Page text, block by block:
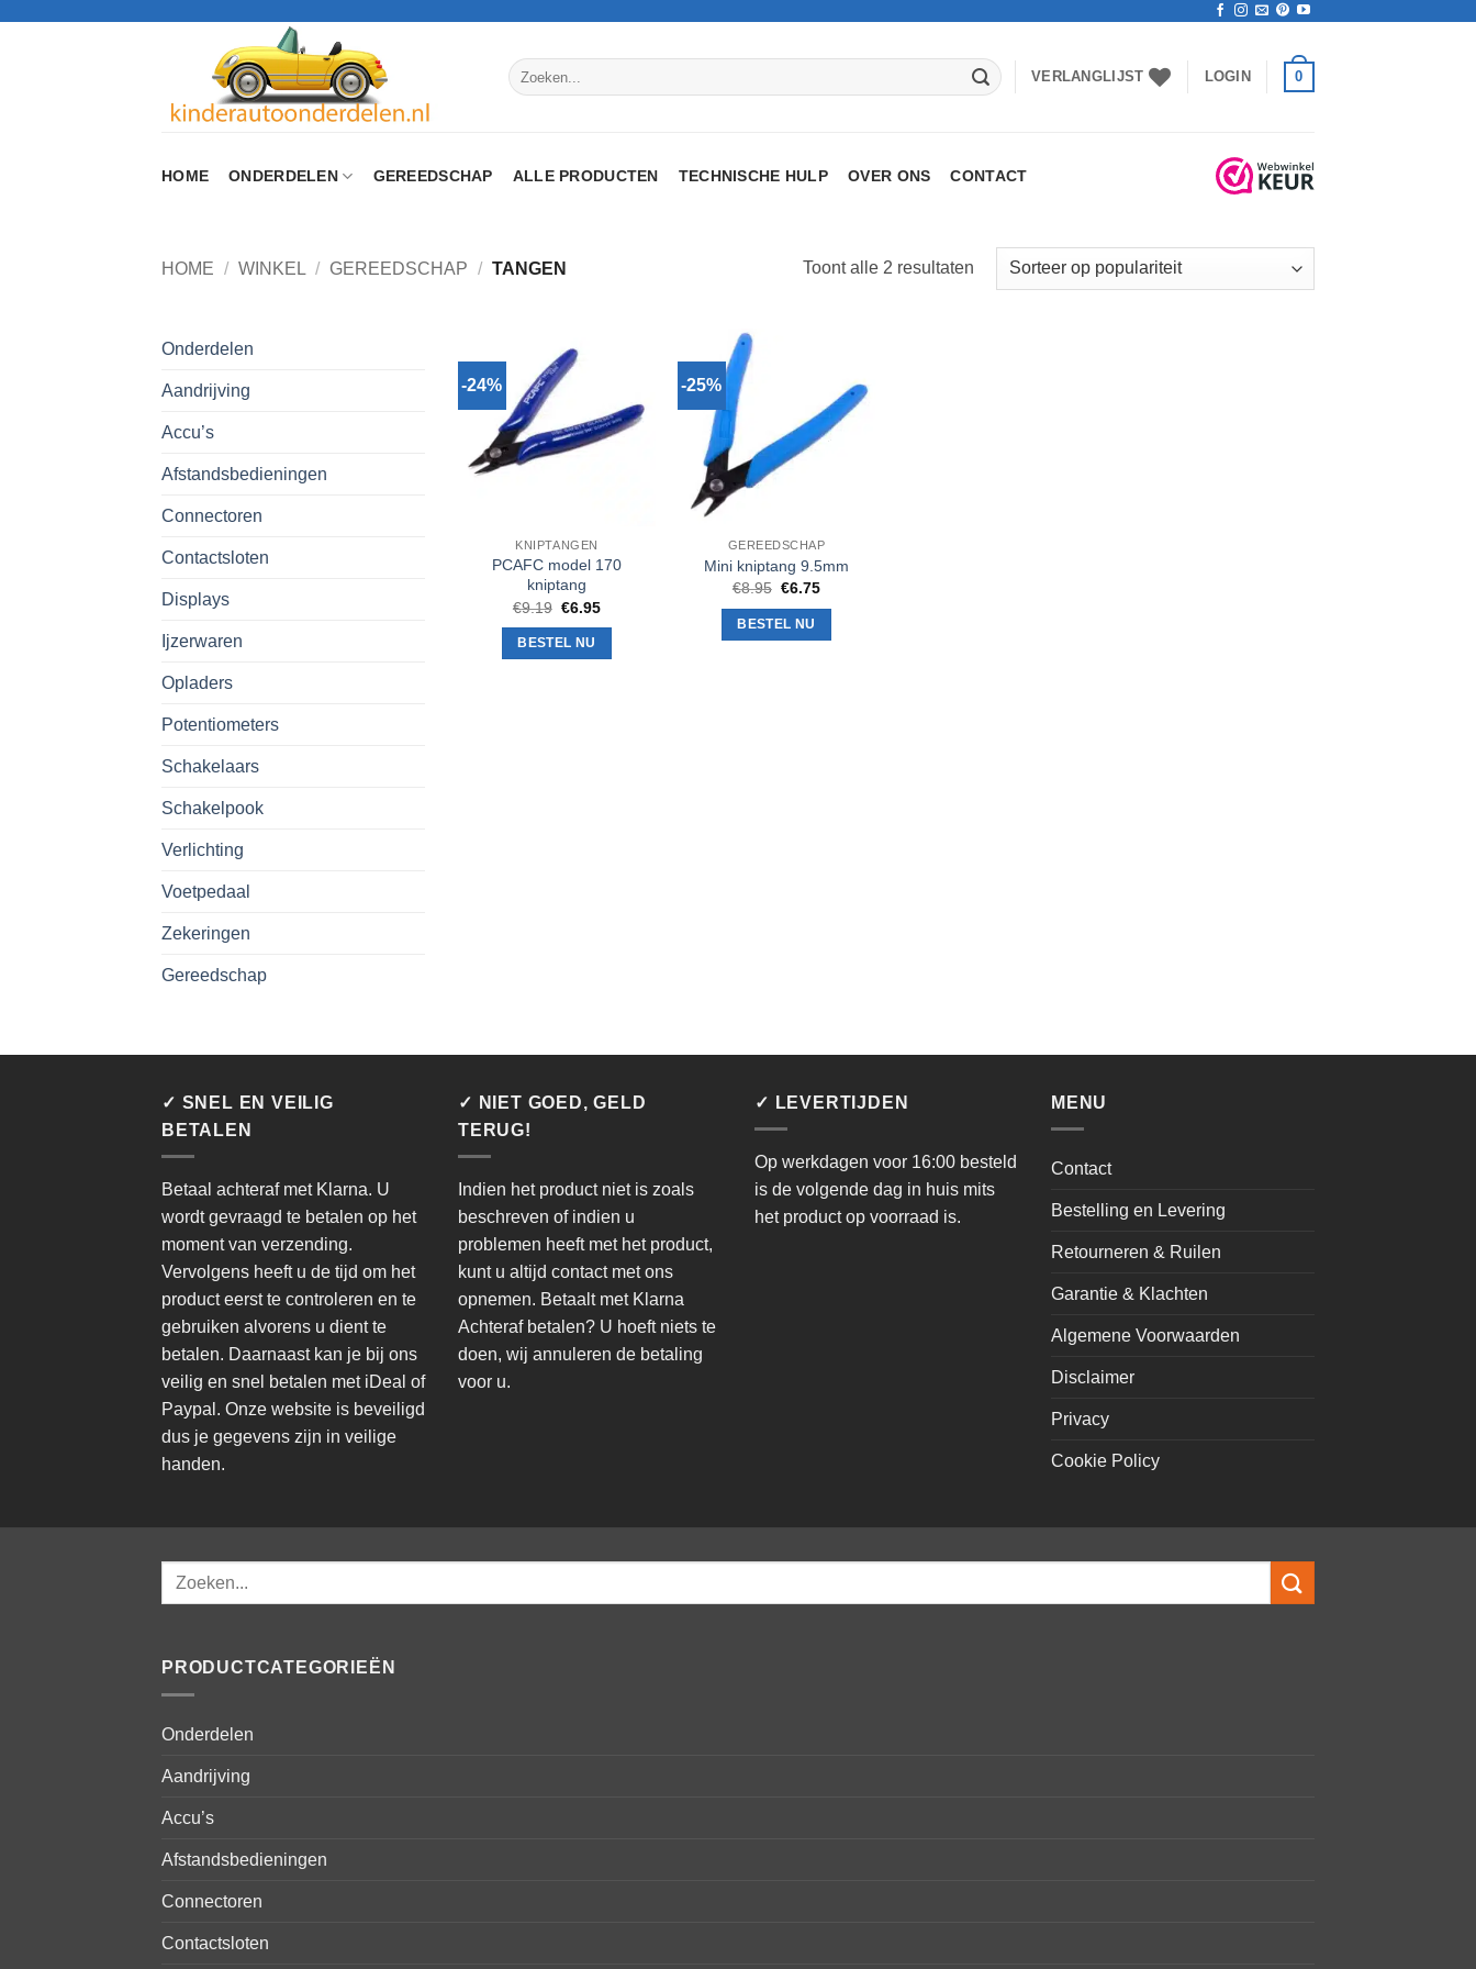
Zoeken
naar:
VERLANGLIJST LOGIN 0
HOME ONDERDELEN GEREEDSCHAP ALLE PRODUCTEN TECHNISCHE HULP OVER ONS CONTACT
HOME / WINKEL / GEREEDSCHAP / TANGEN Toont alle 2 resultatenGesorteerd
Onderdelen
Aandrijving
Accu’s
Afstandsbedieningen
Connectoren
Contactsloten
Displays
Ijzerwaren
Opladers
Potentiometers
Schakelaars
Schakelpook
Verlichting
Voetpedaal
Zekeringen
Gereedschap
-24%
verlanglijst
KNIPTANGEN
PCAFC model 170
kniptang
€9.19 Oorspronkelijke
was:
€9.19.
€6.95Huidige
BESTEL NU
-25%
Toevoegen
aan
verlanglijst
GEREEDSCHAP
Mini kniptang 9.5mm
€8.95 Oorspronkelijke
was:
€8.95.
€6.75Huidige
BESTEL NU
✓ SNEL EN VEILIG
BETALEN
Betaal achteraf met Klarna. U
wordt gevraagd te betalen op het
moment van verzending.
Vervolgens heeft u de tijd om het
product eerst te controleren en te
gebruiken alvorens u dient te
betalen. Daarnaast kan je bij ons
veilig en snel betalen met iDeal of
Paypal. Onze website is beveiligd
dus je gegevens zijn in veilige
handen.
✓ NIET GOED, GELD
TERUG!
Indien het product niet is zoals
beschreven of indien u
problemen heeft met het product,
kunt u altijd contact met ons
opnemen. Betaalt met Klarna
Achteraf betalen? U hoeft niets te
doen, wij annuleren de betaling
voor u.
✓ LEVERTIJDEN
Op werkdagen voor 16:00 besteld
is de volgende dag in huis mits
het product op voorraad is.
MENU
Contact
Bestelling en Levering
Retourneren & Ruilen
Garantie & Klachten
Algemene Voorwaarden
Disclaimer
Privacy
Cookie Policy
Zoeken
PRODUCTCATEGORIEËN
Onderdelen
Aandrijving
Accu’s
Afstandsbedieningen
Connectoren
Contactsloten